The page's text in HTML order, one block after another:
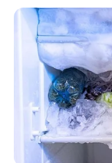
Schulzentrum
Eintritt
vielfältiges
Prävention
informieren
Gesundheit,
weitere